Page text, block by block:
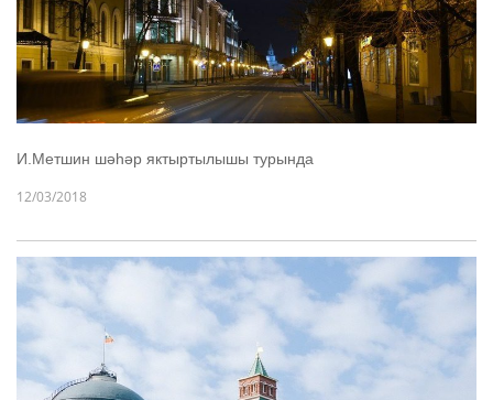
И.Метшин шәһәр яктыртылышы турында
12/03/2018